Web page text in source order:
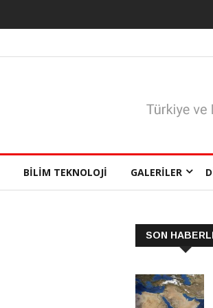
BILIM TEKNOLOJI GALERILER
SON